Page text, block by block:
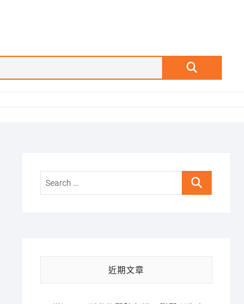
Search
Search
近期文章